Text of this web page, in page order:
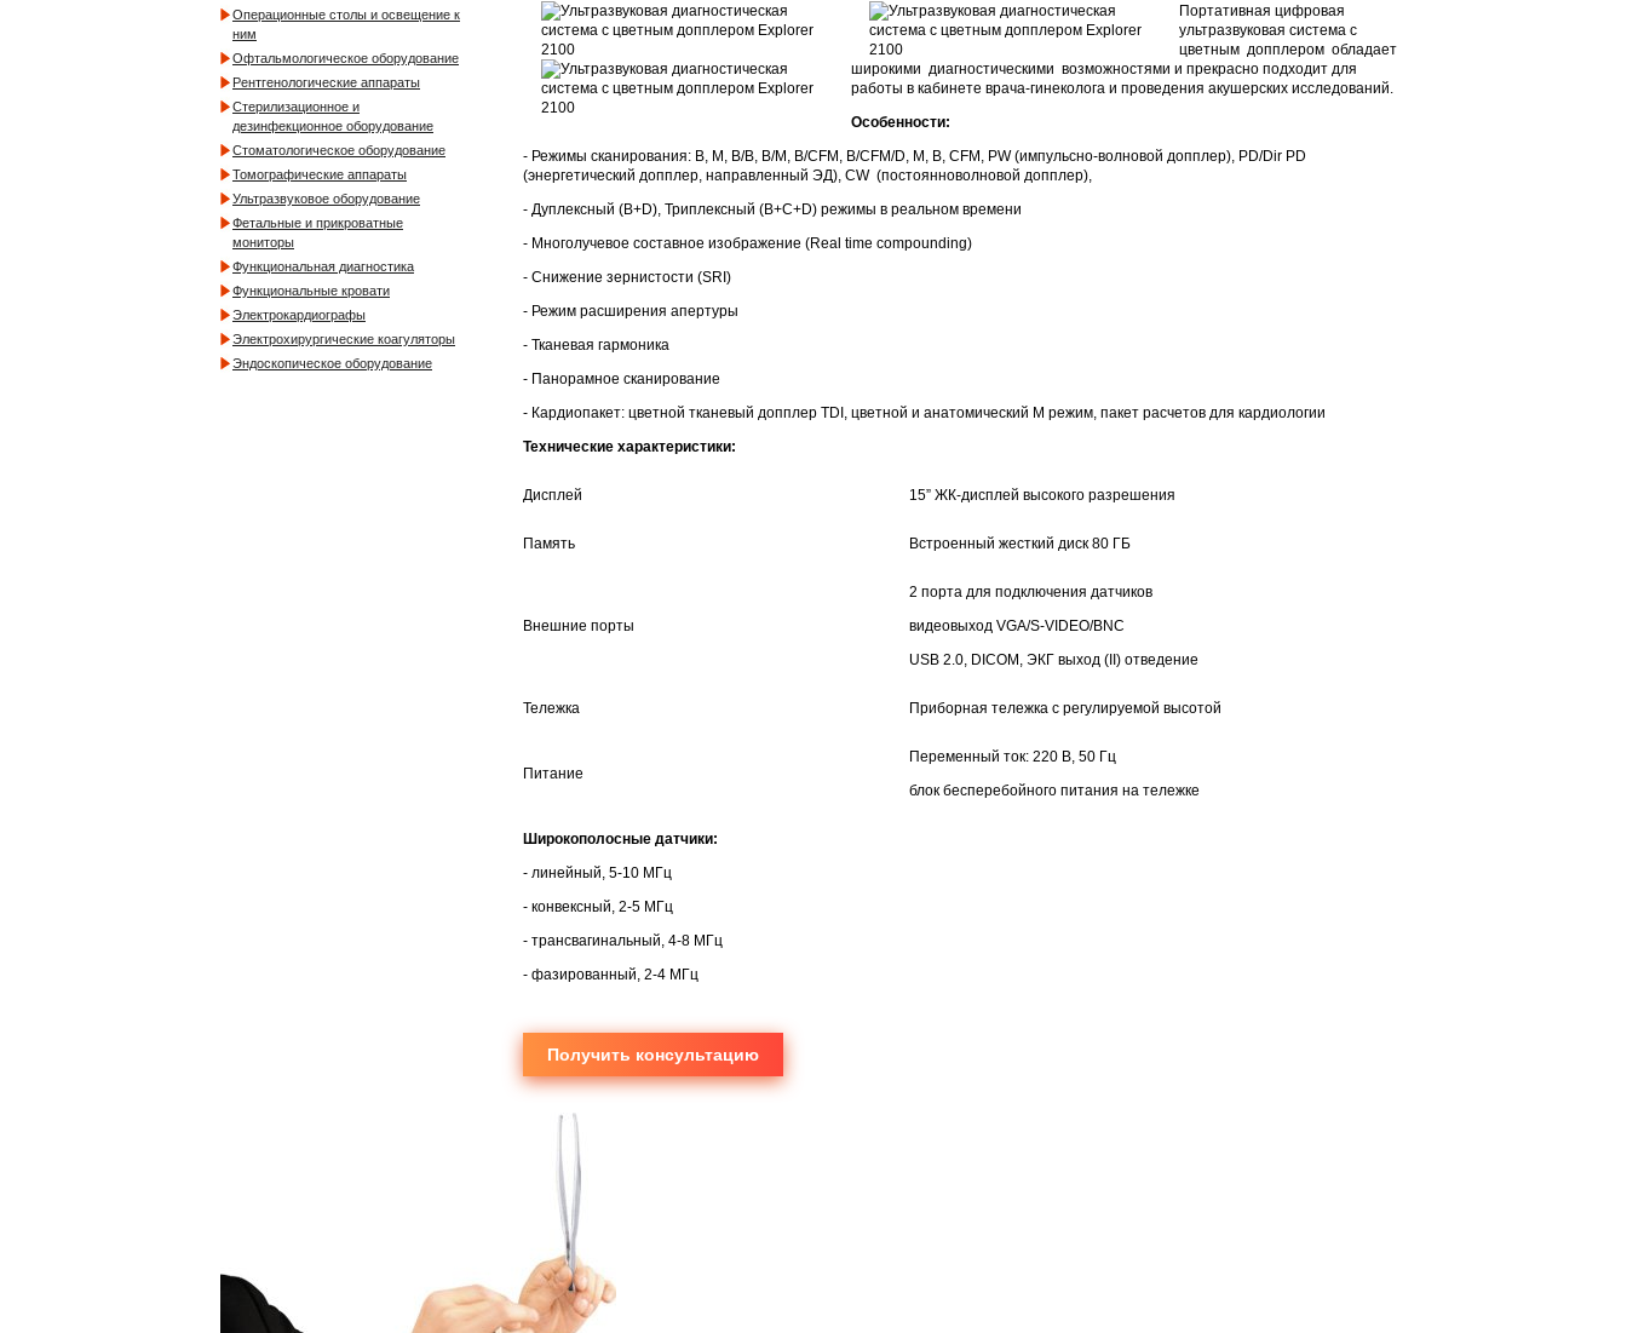
Операционные столы и освещение к
ним
Офтальмологическое оборудование
Рентгенологические аппараты
Стерилизационное и
дезинфекционное оборудование
Стоматологическое оборудование
Томографические аппараты
Ультразвуковое оборудование
Фетальные и прикроватные
мониторы
Функциональная диагностика
Функциональные кровати
Электрокардиографы
Электрохирургические коагуляторы
Эндоскопическое оборудование
Портативная цифровая
ультразвуковая система с
цветным допплером обладает
широкими диагностическими возможностями и прекрасно подходит для
работы в кабинете врача-гинеколога и проведения акушерских исследований.
Особенности:
- Режимы сканирования: В, М, В/B, B/M, B/CFM, B/CFM/D, М, В, CFM, PW (импульсно-волновой допплер), PD/Dir PD
(энергетический допплер, направленный ЭД), CW (постоянноволновой допплер),
- Дуплексный (B+D), Триплексный (B+C+D) режимы в реальном времени
- Многолучевое составное изображение (Real time compounding)
- Снижение зернистости (SRI)
- Режим расширения апертуры
- Тканевая гармоника
- Панорамное сканирование
- Кардиопакет: цветной тканевый допплер TDI, цветной и анатомический М режим, пакет расчетов для кардиологии
Технические характеристики:
Дисплей 15” ЖК-дисплей высокого разрешения
Память Встроенный жесткий диск 80 ГБ
Внешние порты
2 порта для подключения датчиков
видеовыход VGA/S-VIDEO/BNC
USB 2.0, DICOM, ЭКГ выход (II) отведение
Тележка Приборная тележка с регулируемой высотой
Питание
Переменный ток: 220 В, 50 Гц
блок бесперебойного питания на тележке
Широкополосные датчики:
- линейный, 5-10 МГц
- конвексный, 2-5 МГц
- трансвагинальный, 4-8 МГц
- фазированный, 2-4 МГц
Получить консультацию